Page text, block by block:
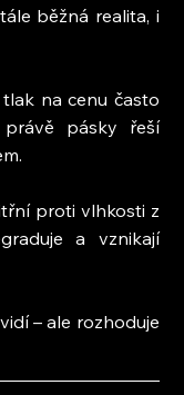
běžná realita, i
na cenu často
pásky řeší
proti vlhkosti z
a vznikají
– ale rozhoduje